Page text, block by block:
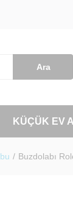
Ara
KÜÇÜK EV
/ Buzdolabı